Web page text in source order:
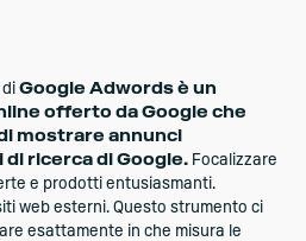
di Google Adwords è un
offerto da Google che
mostrare annunci
ricerca di Google. Focalizzare
e prodotti entusiasmanti.
web esterni. Questo strumento ci
esattamente in che misura le